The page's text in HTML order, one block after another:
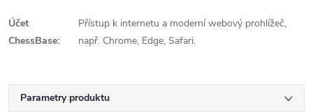
Účet
ChessBase:
Přístup k internetu a moderní webový prohlížeč,
např. Chrome, Edge, Safari.
Parametry produktu